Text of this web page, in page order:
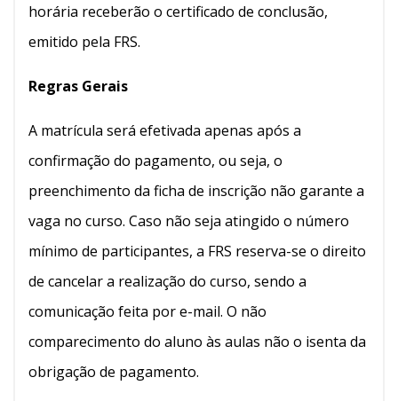
horária receberão o certificado de conclusão,
emitido pela FRS.
Regras Gerais
A matrícula será efetivada apenas após a
confirmação do pagamento, ou seja, o
preenchimento da ficha de inscrição não garante a
vaga no curso. Caso não seja atingido o número
mínimo de participantes, a FRS reserva-se o direito
de cancelar a realização do curso, sendo a
comunicação feita por e-mail. O não
comparecimento do aluno às aulas não o isenta da
obrigação de pagamento.